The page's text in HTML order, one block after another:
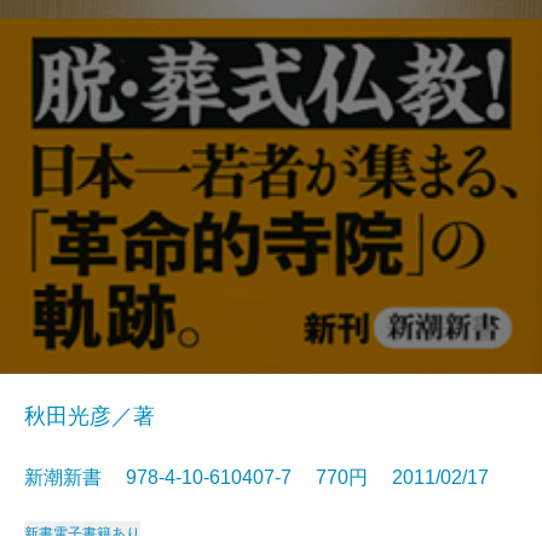
秋田光彦／著
新潮新書 978-4-10-610407-7 770円 2011/02/17